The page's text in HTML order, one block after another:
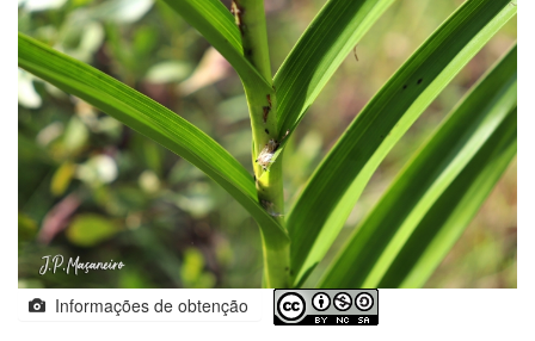
Informações de obtenção